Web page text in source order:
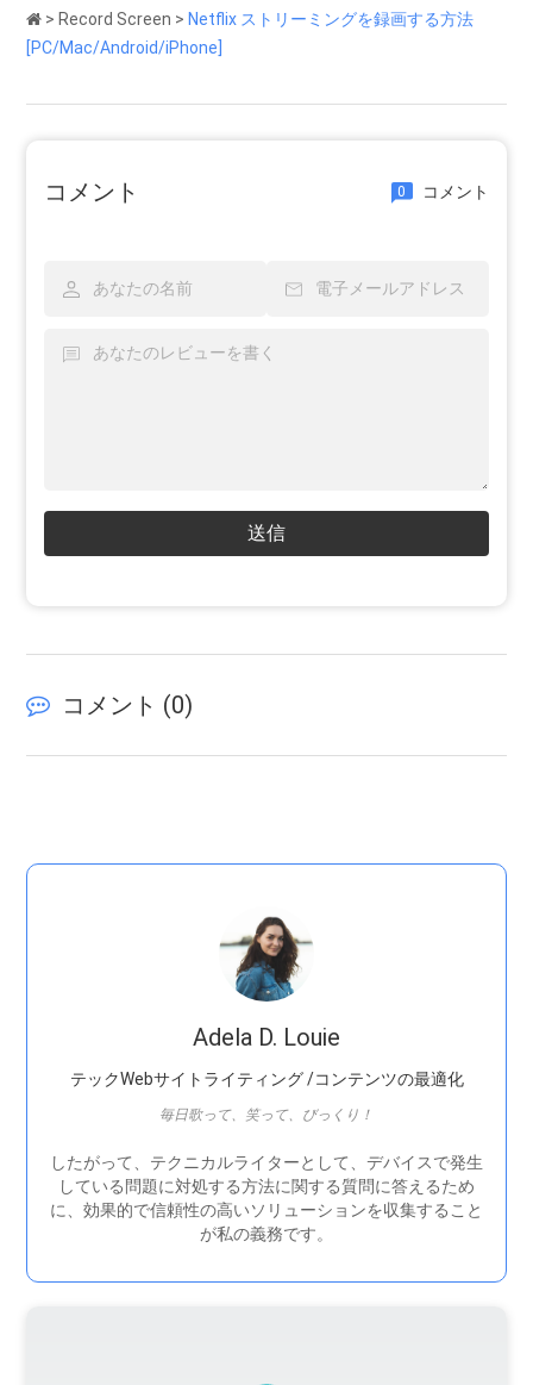
> Record Screen > Netflix ストリーミングを録画する方法
[PC/Mac/Android/iPhone]
コメント 0 コメント
送信
コメント (0)
Adela D. Louie
テックWebサイトライティング /コンテンツの最適化
毎日歌って、笑って、びっくり！
したがって、テクニカルライターとして、デバイスで発生
している問題に対処する方法に関する質問に答えるため
に、効果的で信頼性の高いソリューションを収集すること
が私の義務です。